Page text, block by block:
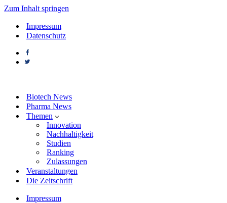
Zum Inhalt springen
Impressum
Datenschutz
Biotech News
Pharma News
Themen
Innovation
Nachhaltigkeit
Studien
Ranking
Zulassungen
Veranstaltungen
Die Zeitschrift
Impressum